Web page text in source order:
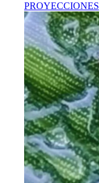
PROYECCIONES